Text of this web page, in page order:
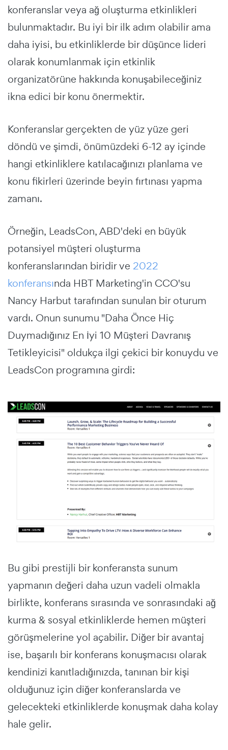
konferanslar veya ağ oluşturma etkinlikleri
bulunmaktadır. Bu iyi bir ilk adım olabilir ama
daha iyisi, bu etkinliklerde bir düşünce lideri
olarak konumlanmak için etkinlik
organizatörüne hakkında konuşabileceğiniz
ikna edici bir konu önermektir.
Konferanslar gerçekten de yüz yüze geri
döndü ve şimdi, önümüzdeki 6-12 ay içinde
hangi etkinliklere katılacağınızı planlama ve
konu fikirleri üzerinde beyin fırtınası yapma
zamanı.
Örneğin, LeadsCon, ABD'deki en büyük
potansiyel müşteri oluşturma
konferanslarından biridir ve 2022
konferansında HBT Marketing'in CCO'su
Nancy Harbut tarafından sunulan bir oturum
vardı. Onun sunumu "Daha Önce Hiç
Duymadığınız En İyi 10 Müşteri Davranış
Tetikleyicisi" oldukça ilgi çekici bir konuydu ve
LeadsCon programına girdi:
Bu gibi prestijli bir konferansta sunum
yapmanın değeri daha uzun vadeli olmakla
birlikte, konferans sırasında ve sonrasındaki ağ
kurma & sosyal etkinliklerde hemen müşteri
görüşmelerine yol açabilir. Diğer bir avantaj
ise, başarılı bir konferans konuşmacısı olarak
kendinizi kanıtladığınızda, tanınan bir kişi
olduğunuz için diğer konferanslarda ve
gelecekteki etkinliklerde konuşmak daha kolay
hale gelir.